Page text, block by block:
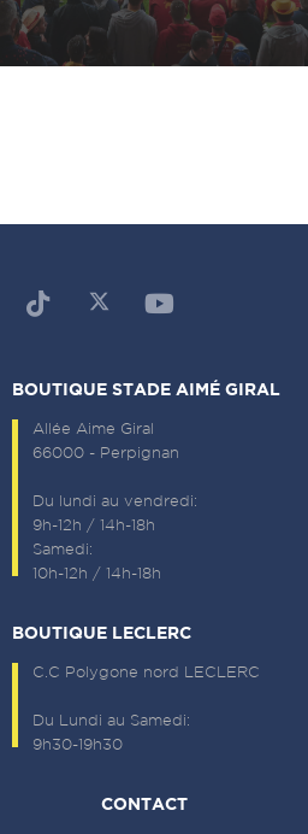
BOUTIQUE STADE AIMÉ GIRAL
Allée Aime Giral
66000 - Perpignan
Du lundi au vendredi:
9h-12h / 14h-18h
Samedi:
10h-12h / 14h-18h
BOUTIQUE LECLERC
C.C Polygone nord LECLERC
Du Lundi au Samedi:
9h30-19h30
CONTACT